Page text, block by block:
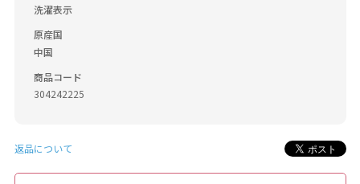
洗濯表示
原産国
中国
商品コード
304242225
返品について